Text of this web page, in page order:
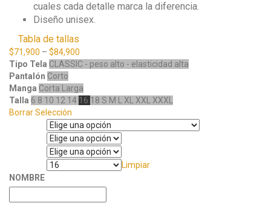
cuales cada detalle marca la diferencia.
Diseño unisex.
Tabla de tallas
$71,900 – $84,900
Tipo Tela CLASSIC - peso alto - elasticidad alta
Pantalón Corto
Manga Corta Larga
Talla 6 8 10 12 14 16 18 S M L XL XXL XXXL
Borrar Selección
Limpiar
NOMBRE